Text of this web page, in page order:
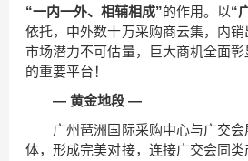
“一内一外、相辅相成”的作用。以“
依托，中外数十万采购商云集，内销
市场潜力不可估量，巨大商机全面
的重要平台！
— 黄金地段 —
广州琶洲国际采购中心与广交会
体，形成完美对接，连接广交会同